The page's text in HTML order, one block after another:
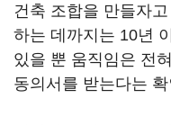
건축 조합을 만들자
하는 데까지는 10년
있을 뿐 움직임은 전
동의서를 받는다는